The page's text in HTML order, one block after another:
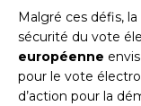
Malgré ces défis,
sécurité du vote
européenne
pour le vote
d’action pour la